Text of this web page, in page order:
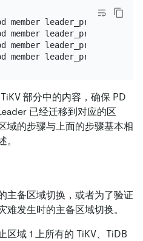
leader_priority pd-
leader_priority pd-
leader_priority pd-
部分中的内容，确保 PD
已经迁移到对应的区
域的步骤与上面的步骤基本相
。
主备区域切换，或者为了验证
发生时的主备区域切换。
区域 1 上所有的 TiKV、TiDB